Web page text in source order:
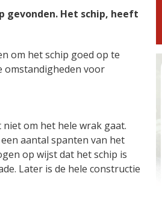
gevonden. Het schip, heeft
om het schip goed op te
omstandigheden voor
om het hele wrak gaat.
aantal spanten van het
op wijst dat het schip is
Later is de hele constructie